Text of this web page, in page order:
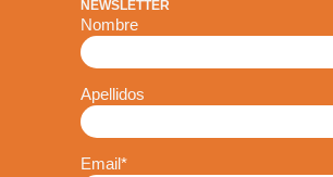
NEWSLETTER
Nombre
Apellidos
Email*